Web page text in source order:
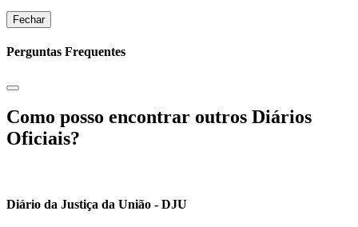
Fechar
Perguntas Frequentes
Como posso encontrar outros Diários
Oficiais?
Diário da Justiça da União - DJU